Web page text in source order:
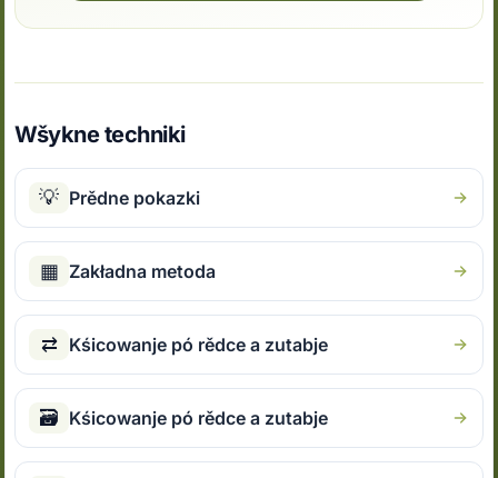
Wšykne techniki
💡 Prědne pokazki
▦ Zakładna metoda
⇄ Kśicowanje pó rědce a zutabje
🗃 Kśicowanje pó rědce a zutabje